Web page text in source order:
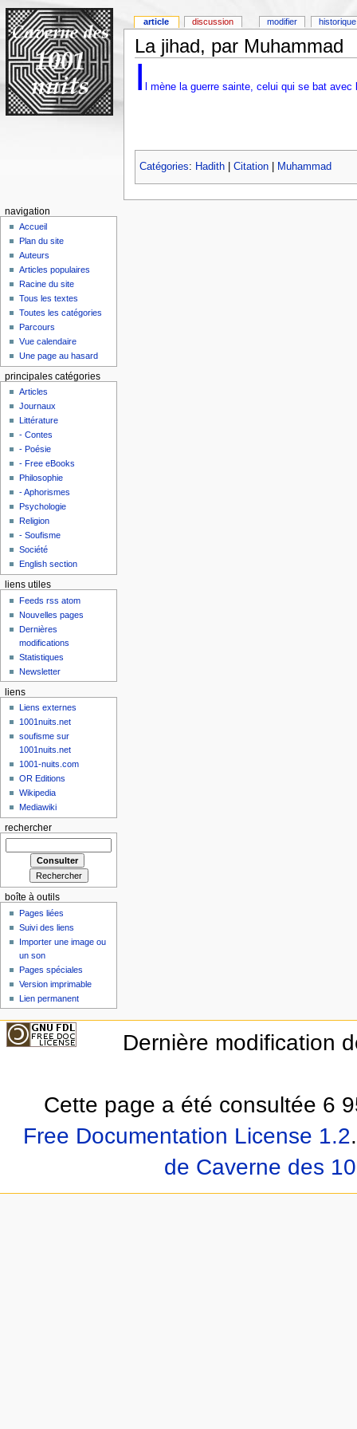
La jihad, par Muhammad
I l mène la guerre sainte, celui qui se bat avec
Catégories: Hadith| Citation| Muhammad
article discussion modifier historique
navigation
Accueil
Plan du site
Auteurs
Articles populaires
Racine du site
Tous les textes
Toutes les catégories
Parcours
Vue calendaire
Une page au hasard
principales catégories
Articles
Journaux
Littérature
- Contes
- Poésie
- Free eBooks
Philosophie
- Aphorismes
Psychologie
Religion
- Soufisme
Société
English section
liens utiles
Feeds rss atom
Nouvelles pages
Dernières
modifications
Statistiques
Newsletter
liens
Liens externes
1001nuits.net
soufisme sur
1001nuits.net
1001-nuits.com
OR Editions
Wikipedia
Mediawiki
rechercher
boîte à outils
Pages liées
Suivi des liens
Importer une image ou
un son
Pages spéciales
Version imprimable
Lien permanent
Dernière modification
Cette page a été consultée 6
Free Documentation License 1.2.
de Caverne des